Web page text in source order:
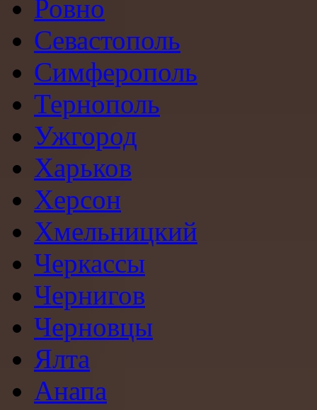
Ровно
Севастополь
Симферополь
Тернополь
Ужгород
Харьков
Херсон
Хмельницкий
Черкассы
Чернигов
Черновцы
Ялта
Анапа